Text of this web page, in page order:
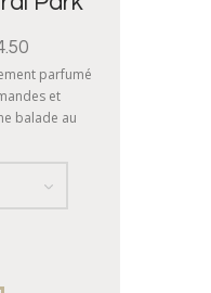
parfumé
et
balade au